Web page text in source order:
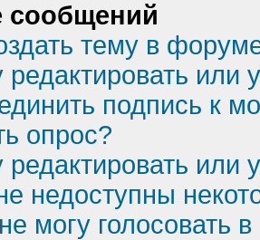
сообщений
тему в
редактировать или
подпись к
опрос?
редактировать или
недоступны
могу голосовать